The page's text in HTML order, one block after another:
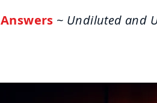
Answers ~ Undiluted and